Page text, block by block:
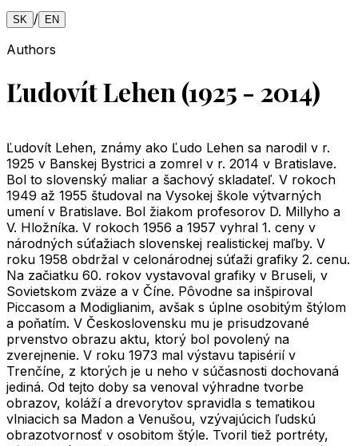
SK / EN
Authors
Ľudovít Lehen (1925 - 2014)
Ľudovít Lehen, známy ako Ľudo Lehen sa narodil v r.
1925 v Banskej Bystrici a zomrel v r. 2014 v Bratislave.
Bol to slovenský maliar a šachový skladateľ. V rokoch
1949 až 1955 študoval na Vysokej škole výtvarných
umení v Bratislave. Bol žiakom profesorov D. Millyho a
V. Hložníka. V rokoch 1956 a 1957 vyhral 1. ceny v
národných súťažiach slovenskej realistickej maľby. V
roku 1958 obdržal v celonárodnej súťaži grafiky 2. cenu.
Na začiatku 60. rokov vystavoval grafiky v Bruseli, v
Sovietskom zväze a v Číne. Pôvodne sa inšpiroval
Piccasom a Modiglianim, avšak s úplne osobitým štýlom
a poňatím. V Československu mu je prisudzované
prvenstvo obrazu aktu, ktorý bol povolený na
zverejnenie. V roku 1973 mal výstavu tapisérií v
Trenčíne, z ktorých je u neho v súčasnosti dochovaná
jediná. Od tejto doby sa venoval výhradne tvorbe
obrazov, koláží a drevorytov spravidla s tematikou
vlniacich sa Madon a Venušou, vzývajúcich ľudskú
obrazotvornosť v osobitom štýle. Tvoril tiež portréty,